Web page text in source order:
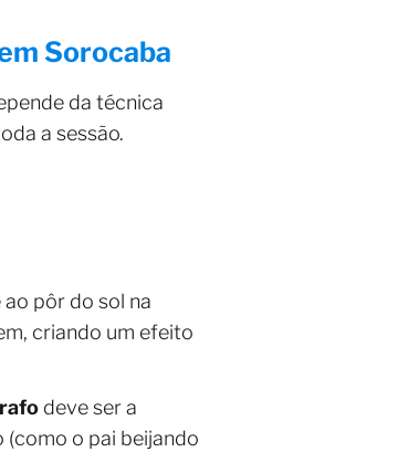
Sorocaba
da técnica
a sessão.
pôr do sol na
criando um efeito
deve ser a
o pai beijando